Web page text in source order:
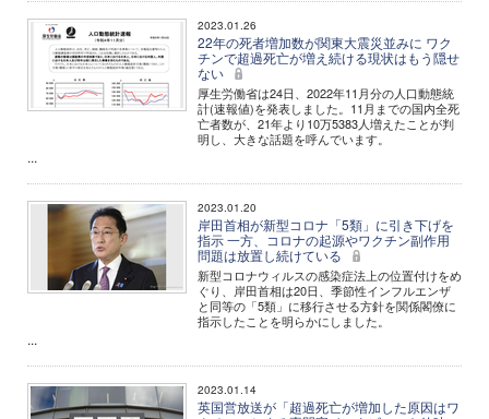
2023.01.26
22年の死者増加数が関東大震災並みに ワク
チンで超過死亡が増え続ける現状はもう隠せ
ない
厚生労働省は24日、2022年11月分の人口動態統
計(速報値)を発表しました。11月までの国内全死
亡者数が、21年より10万5383人増えたことが判
明し、大きな話題を呼んでいます。
...
2023.01.20
岸田首相が新型コロナ「5類」に引き下げを
指示 一方、コロナの起源やワクチン副作用
問題は放置し続けている
新型コロナウィルスの感染症法上の位置付けをめ
ぐり、岸田首相は20日、季節性インフルエンザ
と同等の「5類」に移行させる方針を関係閣僚に
指示したことを明らかにしました。
...
2023.01.14
英国営放送が「超過死亡が増加した原因はワ